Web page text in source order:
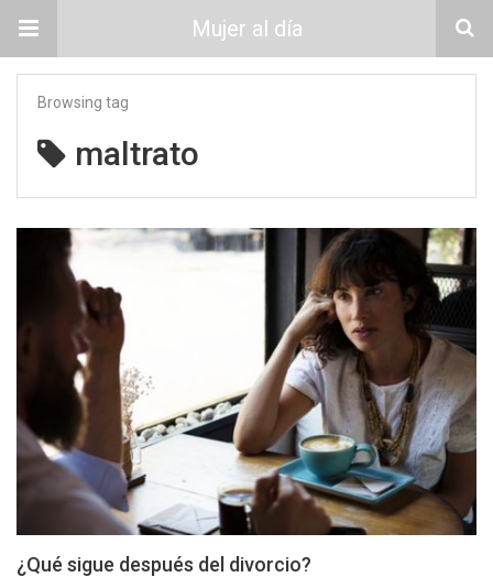
Mujer al día
Browsing tag
maltrato
¿Qué sigue después del divorcio?